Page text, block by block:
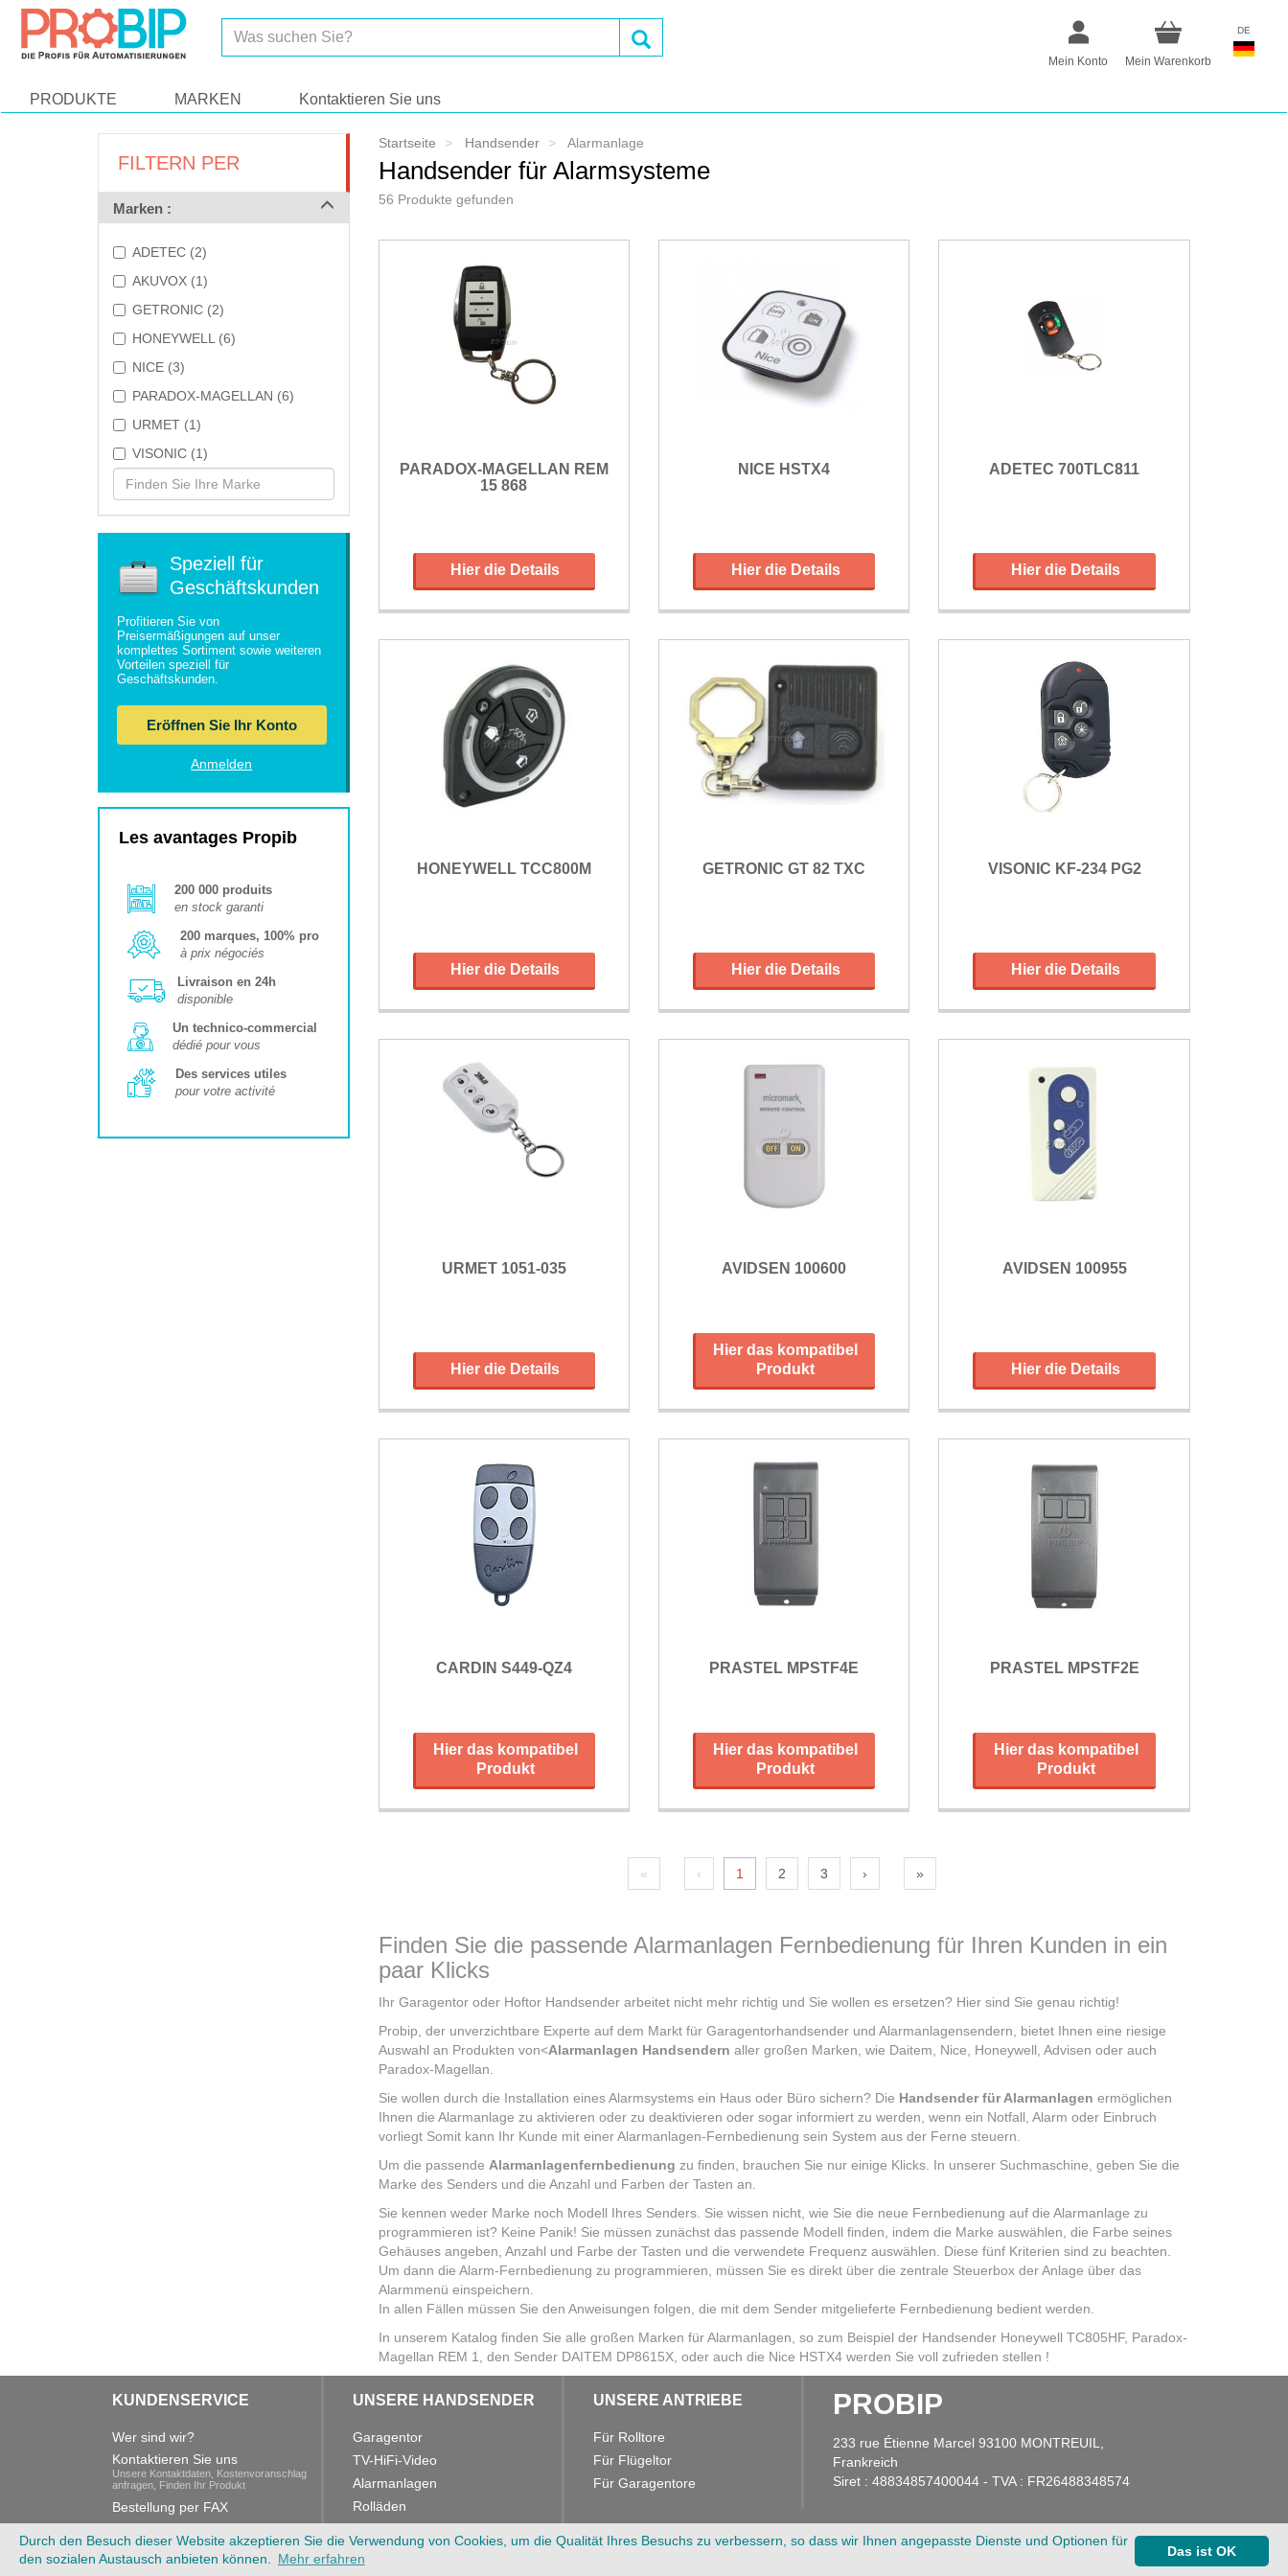
Durch den Besuch dieser Website akzeptieren Sie die Verwendung von Cookies, um die Qualität Ihres Besuchs zu verbessern, so dass wir Ihnen angepasste Dienste und Optionen für
den sozialen Austausch anbieten können. Mehr erfahren
Das ist OK
Mein Konto Mein Warenkorb
DE
PRODUKTE MARKEN Kontaktieren Sie uns
Startseite Handsender Alarmanlage
FILTERN PER
Marken :
ADETEC (2)
AKUVOX (1)
GETRONIC (2)
HONEYWELL (6)
NICE (3)
PARADOX-MAGELLAN (6)
URMET (1)
VISONIC (1)
Handsender für Alarmsysteme
56 Produkte gefunden
PARADOX-MAGELLAN REM
15 868
Hier die Details
NICE HSTX4
Hier die Details
ADETEC 700TLC811
Hier die Details
HONEYWELL TCC800M
Hier die Details
GETRONIC GT 82 TXC
Hier die Details
VISONIC KF-234 PG2
Hier die Details
URMET 1051-035
Hier die Details
AVIDSEN 100600
Hier das kompatibel
Produkt
AVIDSEN 100955
Hier die Details
CARDIN S449-QZ4
Hier das kompatibel
Produkt
PRASTEL MPSTF4E
Hier das kompatibel
Produkt
PRASTEL MPSTF2E
Hier das kompatibel
Produkt
« ‹ 1 2 3 › »
Speziell für
Geschäftskunden
Profitieren Sie von
Preisermäßigungen auf unser
komplettes Sortiment sowie weiteren
Vorteilen speziell für
Geschäftskunden.
Eröffnen Sie Ihr Konto
Anmelden
Les avantages Propib
200 000 produits
en stock garanti
200 marques, 100% pro
à prix négociés
Livraison en 24h
disponible
Un technico-commercial
dédié pour vous
Des services utiles
pour votre activité
Finden Sie die passende Alarmanlagen Fernbedienung für Ihren Kunden in ein
paar Klicks
Ihr Garagentor oder Hoftor Handsender arbeitet nicht mehr richtig und Sie wollen es ersetzen? Hier sind Sie genau richtig!
Probip, der unverzichtbare Experte auf dem Markt für Garagentorhandsender und Alarmanlagensendern, bietet Ihnen eine riesige
Auswahl an Produkten von<Alarmanlagen Handsendern aller großen Marken, wie Daitem, Nice, Honeywell, Advisen oder auch
Paradox-Magellan.
Sie wollen durch die Installation eines Alarmsystems ein Haus oder Büro sichern? Die Handsender für Alarmanlagen ermöglichen
Ihnen die Alarmanlage zu aktivieren oder zu deaktivieren oder sogar informiert zu werden, wenn ein Notfall, Alarm oder Einbruch
vorliegt Somit kann Ihr Kunde mit einer Alarmanlagen-Fernbedienung sein System aus der Ferne steuern.
Um die passende Alarmanlagenfernbedienung zu finden, brauchen Sie nur einige Klicks. In unserer Suchmaschine, geben Sie die
Marke des Senders und die Anzahl und Farben der Tasten an.
Sie kennen weder Marke noch Modell Ihres Senders. Sie wissen nicht, wie Sie die neue Fernbedienung auf die Alarmanlage zu
programmieren ist? Keine Panik! Sie müssen zunächst das passende Modell finden, indem die Marke auswählen, die Farbe seines
Gehäuses angeben, Anzahl und Farbe der Tasten und die verwendete Frequenz auswählen. Diese fünf Kriterien sind zu beachten.
Um dann die Alarm-Fernbedienung zu programmieren, müssen Sie es direkt über die zentrale Steuerbox der Anlage über das
Alarmmenü einspeichern.
In allen Fällen müssen Sie den Anweisungen folgen, die mit dem Sender mitgelieferte Fernbedienung bedient werden.
In unserem Katalog finden Sie alle großen Marken für Alarmanlagen, so zum Beispiel der Handsender Honeywell TC805HF, Paradox-
Magellan REM 1, den Sender DAITEM DP8615X, oder auch die Nice HSTX4 werden Sie voll zufrieden stellen !
KUNDENSERVICE
Wer sind wir?
Kontaktieren Sie uns
Unsere Kontaktdaten, Kostenvoranschlag
anfragen, Finden Ihr Produkt
Bestellung per FAX
AGBs
UNSERE HANDSENDER
Garagentor
TV-HiFi-Video
Alarmanlagen
Rolläden
UNSERE ANTRIEBE
Für Rolltore
Für Flügeltor
Für Garagentore
PROBIP
233 rue Étienne Marcel 93100 MONTREUIL,
Frankreich
Siret : 48834857400044 - TVA : FR26488348574
Lassen Sie uns unsere Cookies vorstellen!